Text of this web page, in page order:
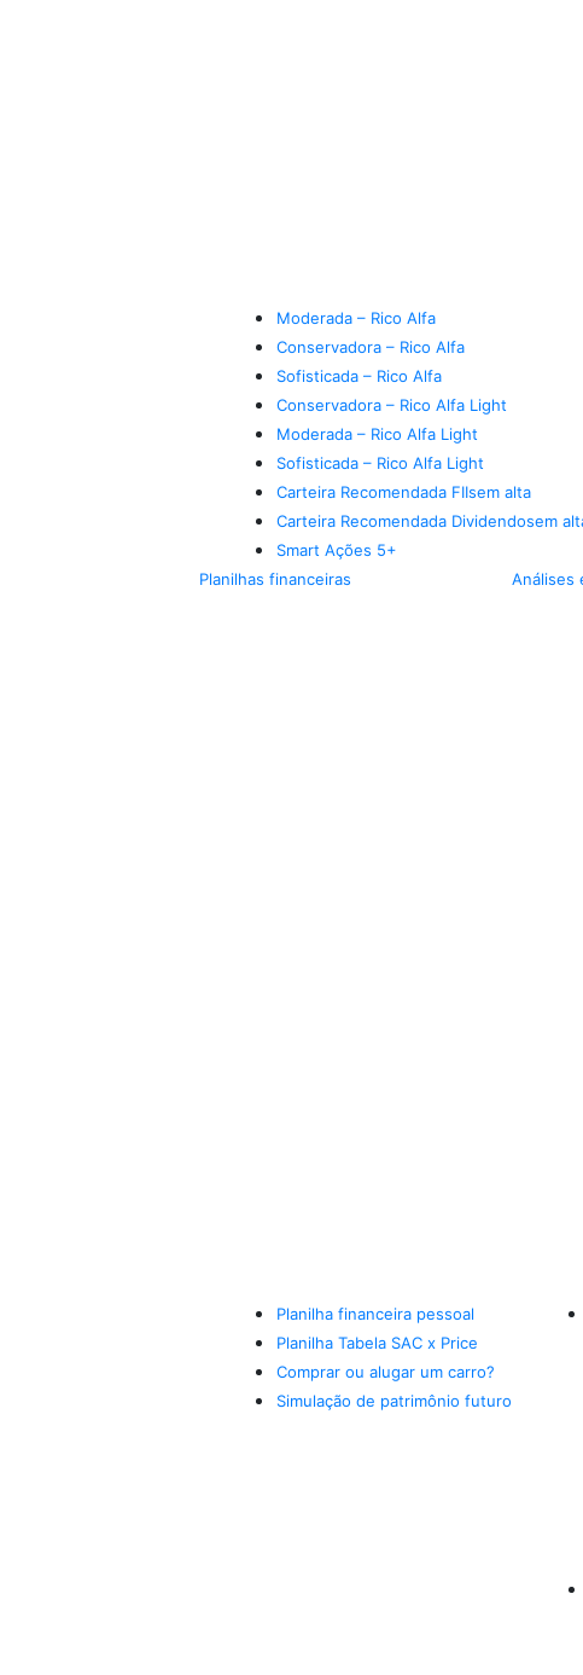
Moderada – Rico Alfa
Conservadora – Rico Alfa
Sofisticada – Rico Alfa
Conservadora – Rico Alfa Light
Moderada – Rico Alfa Light
Sofisticada – Rico Alfa Light
Carteira Recomendada FIIsem alta
Carteira Recomendada Dividendosem
Smart Ações 5+
Planilhas financeiras
Planilha financeira pessoal
Planilha Tabela SAC x Price
Comprar ou alugar um carro?
Simulação de patrimônio futuro
Análises